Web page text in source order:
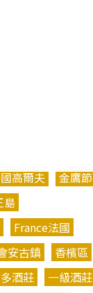
高爾夫
金鷹節
島
France法國
安古鎮
香檳區
酒莊
一級酒莊